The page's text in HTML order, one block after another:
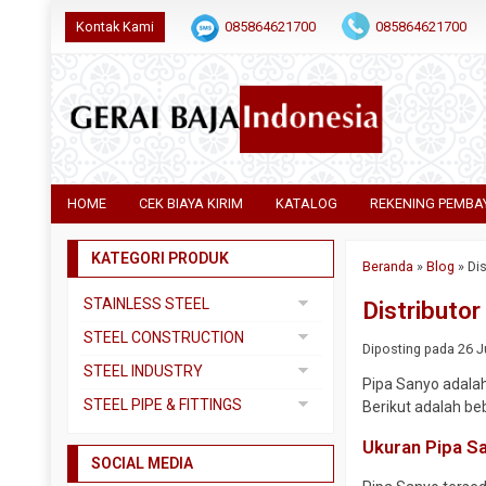
Kontak Kami 085864621700 085864621700
HOME CEK BIAYA KIRIM KATALOG REKENING
Beranda »Blog »
Distributor
Diposting pada 26
Pipa Sanyo
Berikut adalah
Ukuran Pipa
KATEGORI PRODUK
STAINLESS STEEL
Pipa SS304
Pipa SS310
Pipa SS316
Plat Bordes SS304
STEEL CONSTRUCTION
Besi Beton
Besi CNP
Besi UNP
STEEL INDUSTRY
Dual Plate
Plat A285 GR C
STEEL PIPE & FITTINGS
Ball Valve
SOCIAL MEDIA